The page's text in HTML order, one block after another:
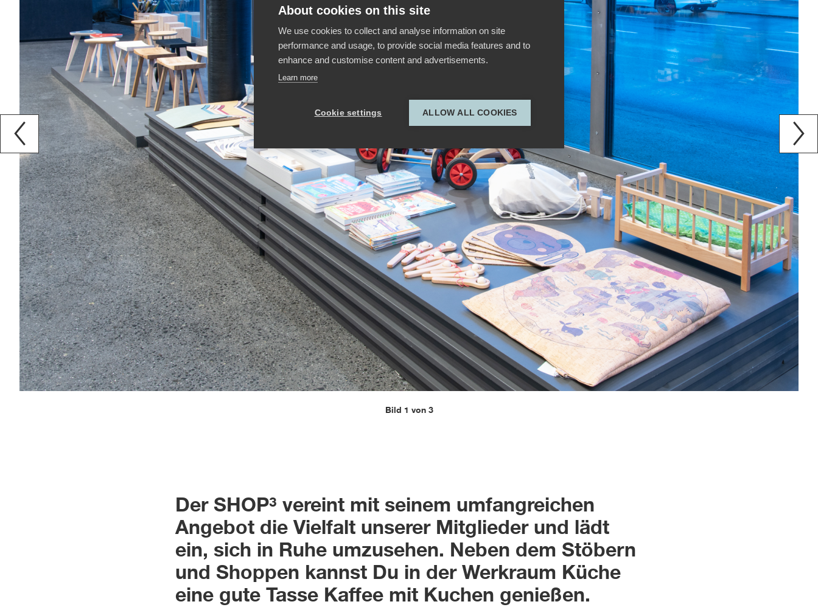
Bild 1 von 3
Der SHOP³ vereint mit seinem umfangreichen
Angebot die Vielfalt unserer Mitglieder und lädt
ein, sich in Ruhe umzusehen. Neben dem Stöbern
und Shoppen kannst Du in der Werkraum Küche
eine gute Tasse Kaffee mit Kuchen genießen.
About cookies on this site
We use cookies to collect and analyse information on site
performance and usage, to provide social media features and to
enhance and customise content and advertisements.
Learn more
Cookie settings ALLOW ALL COOKIES